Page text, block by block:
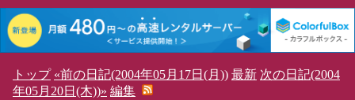
トップ «前の日記(2004年05月17日(月)) 最新 次の日記(2004
年05月20日(木))» 編集